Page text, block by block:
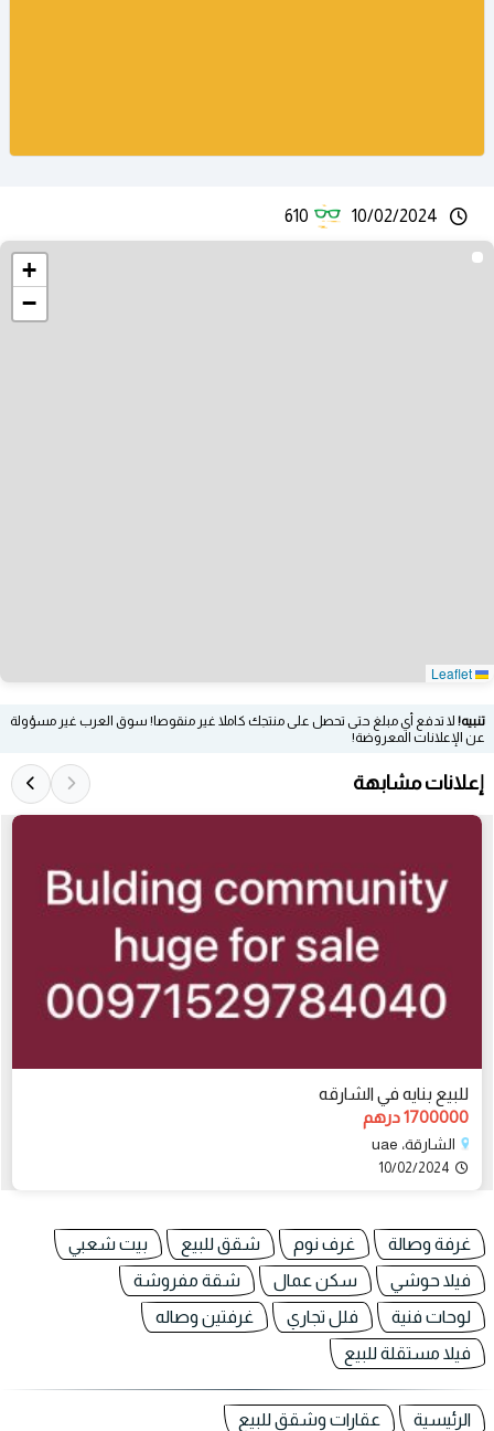
10/02/2024
610
+
−
تنبيه! لا تدفع أي مبلغ حتى تحصل على منتجك كاملا غير منقوصا! سوق العرب غير مسؤولة
عن الإعلانات المعروضة!
إعلانات مشابهة
للبيع بنايه في الشارقه
1700000 درهم
الشارقة، uae
10/02/2024
غرفة وصالة غرف نوم شقق للبيع
بيت شعبي
فيلا حوشي
سكن عمال
شقة مفروشة
لوحات فنية
فلل تجاري
غرفتين وصاله
فيلا مستقلة للبيع
الرئيسية عقارات وشقق للبيع